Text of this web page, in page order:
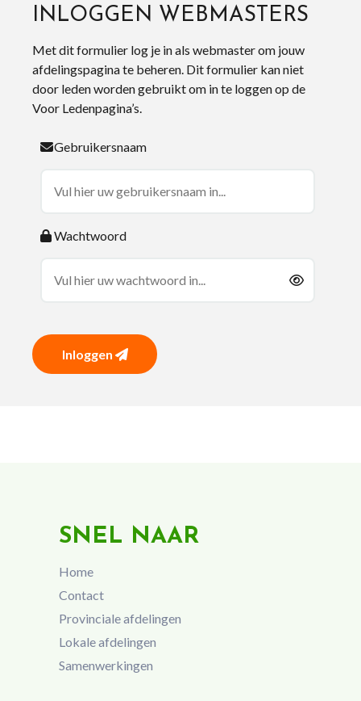
INLOGGEN WEBMASTERS
Met dit formulier log je in als webmaster om jouw
afdelingspagina te beheren. Dit formulier kan niet
door leden worden gebruikt om in te loggen op de
Voor Ledenpagina’s.
Gebruikersnaam
Wachtwoord
Inloggen
SNEL NAAR
Home
Contact
Provinciale afdelingen
Lokale afdelingen
Samenwerkingen